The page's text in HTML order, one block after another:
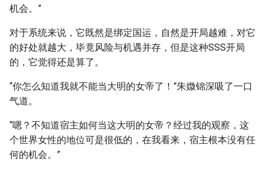
机会。”
对于系统来说，它既然是绑定国运，自然是开局越难，对它
的好处就越大，毕竟风险与机遇并存，但是这种SSS开局
的，它觉得还是算了。
“你怎么知道我就不能当大明的女帝了！”朱媺锦深吸了一口
气道。
“嗯？不知道宿主如何当这大明的女帝？经过我的观察，这
个世界女性的地位可是很低的，在我看来，宿主根本没有任
何的机会。”